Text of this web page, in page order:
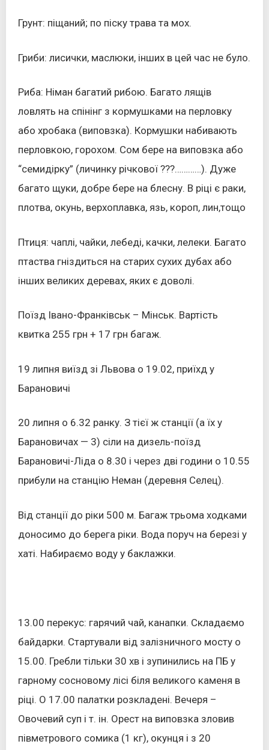
Грунт: піщаний; по піску трава та мох.
Гриби: лисички, маслюки, інших в цей час не було.
Риба: Німан багатий рибою. Багато лящів
ловлять на спінінг з кормушками на перловку
або хробака (виповзка). Кормушки набивають
перловкою, горохом. Сом бере на виповзка або
“семидірку” (личинку річкової ???…………). Дуже
багато щуки, добре бере на блесну. В ріці є раки,
плотва, окунь, верхоплавка, язь, короп, лин,тощо
Птиця: чаплі, чайки, лебеді, качки, лелеки. Багато
птаства гніздиться на старих сухих дубах або
інших великих деревах, яких є доволі.
Поїзд Івано-Франківськ – Мінськ. Вартість
квитка 255 грн + 17 грн багаж.
19 липня виїзд зі Львова о 19.02, приїхд у
Барановичі
20 липня о 6.32 ранку. З тієї ж станції (а їх у
Барановичах — 3) сіли на дизель-поїзд
Барановичі-Ліда о 8.30 і через дві години о 10.55
прибули на станцію Неман (деревня Селец).
Від станції до ріки 500 м. Багаж трьома ходками
доносимо до берега ріки. Вода поруч на березі у
хаті. Набираємо воду у баклажки.
13.00 перекус: гарячий чай, канапки. Складаємо
байдарки. Стартували від залізничного мосту о
15.00. Гребли тільки 30 хв і зупинились на ПБ у
гарному сосновому лісі біля великого каменя в
ріці. О 17.00 палатки розкладені. Вечеря –
Овочевий суп і т. ін. Орест на виповзка зловив
півметрового сомика (1 кг), окунця і з 20